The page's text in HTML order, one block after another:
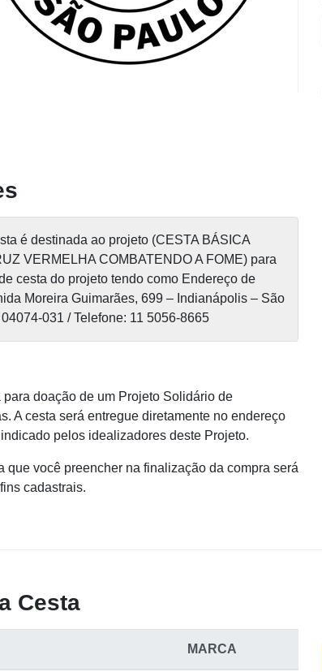
é destinada ao projeto (CESTA BÁSICA
VERMELHA COMBATENDO A FOME) para
cesta do projeto tendo como Endereço de
Moreira Guimarães, 699 – Indianápolis – São
031 / Telefone: 11 5056-8665
para doação de um Projeto Solidário de
A cesta será entregue diretamente no endereço
pelos idealizadores deste Projeto.
que você preencher na finalização da compra será
cadastrais.
Cesta
MARCA